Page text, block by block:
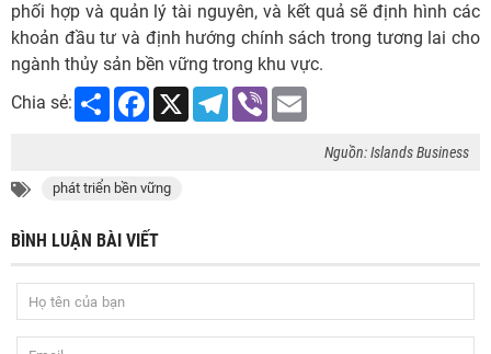
phối hợp và quản lý tài nguyên, và kết quả sẽ định hình các
khoản đầu tư và định hướng chính sách trong tương lai cho
ngành thủy sản bền vững trong khu vực.
Chia sẻ:
Share Facebook
X Telegram
Viber
Nguồn: Islands Business
phát triển bền vững
BÌNH LUẬN BÀI VIẾT